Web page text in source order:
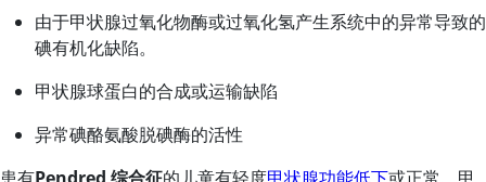
由于甲状腺过氧化物酶或过氧化氢产生系统中的异常导致的
碘有机化缺陷。
甲状腺球蛋白的合成或运输缺陷
异常碘酪氨酸脱碘酶的活性